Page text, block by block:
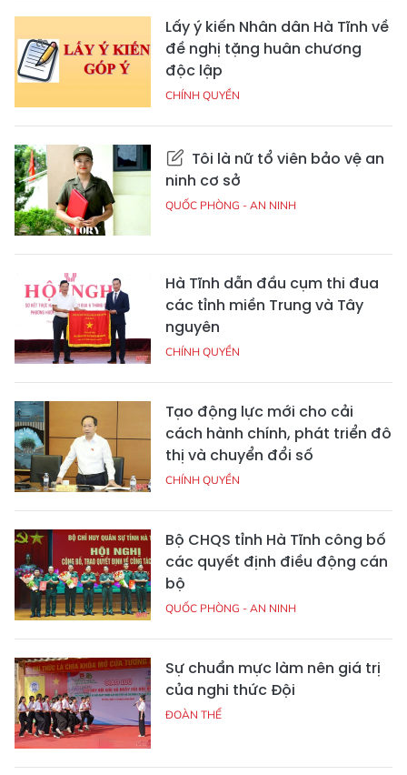
Lấy ý kiến Nhân dân Hà Tĩnh về
đề nghị tặng huân chương
độc lập
CHÍNH QUYỀN
Tôi là nữ tổ viên bảo vệ an
ninh cơ sở
QUỐC PHÒNG - AN NINH
Hà Tĩnh dẫn đầu cụm thi đua
các tỉnh miền Trung và Tây
nguyên
CHÍNH QUYỀN
Tạo động lực mới cho cải
cách hành chính, phát triển đô
thị và chuyển đổi số
CHÍNH QUYỀN
Bộ CHQS tỉnh Hà Tĩnh công bố
các quyết định điều động cán
bộ
QUỐC PHÒNG - AN NINH
Sự chuẩn mực làm nên giá trị
của nghi thức Đội
ĐOÀN THỂ